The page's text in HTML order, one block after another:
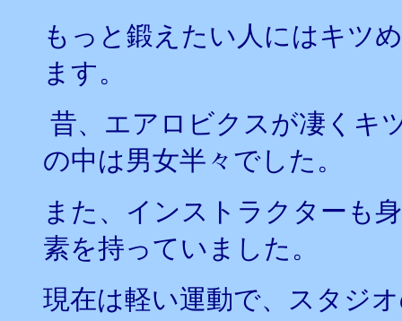
もっと鍛えたい人にはキツ
ます。
昔、エアロビクスが凄くキ
の中は男女半々でした。
また、インストラクターも
素を持っていました。
現在は軽い運動で、スタジ